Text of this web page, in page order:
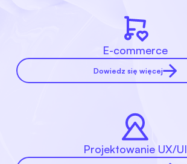
E-commerce
Dowiedz się więcej
Projektowanie UX/UI